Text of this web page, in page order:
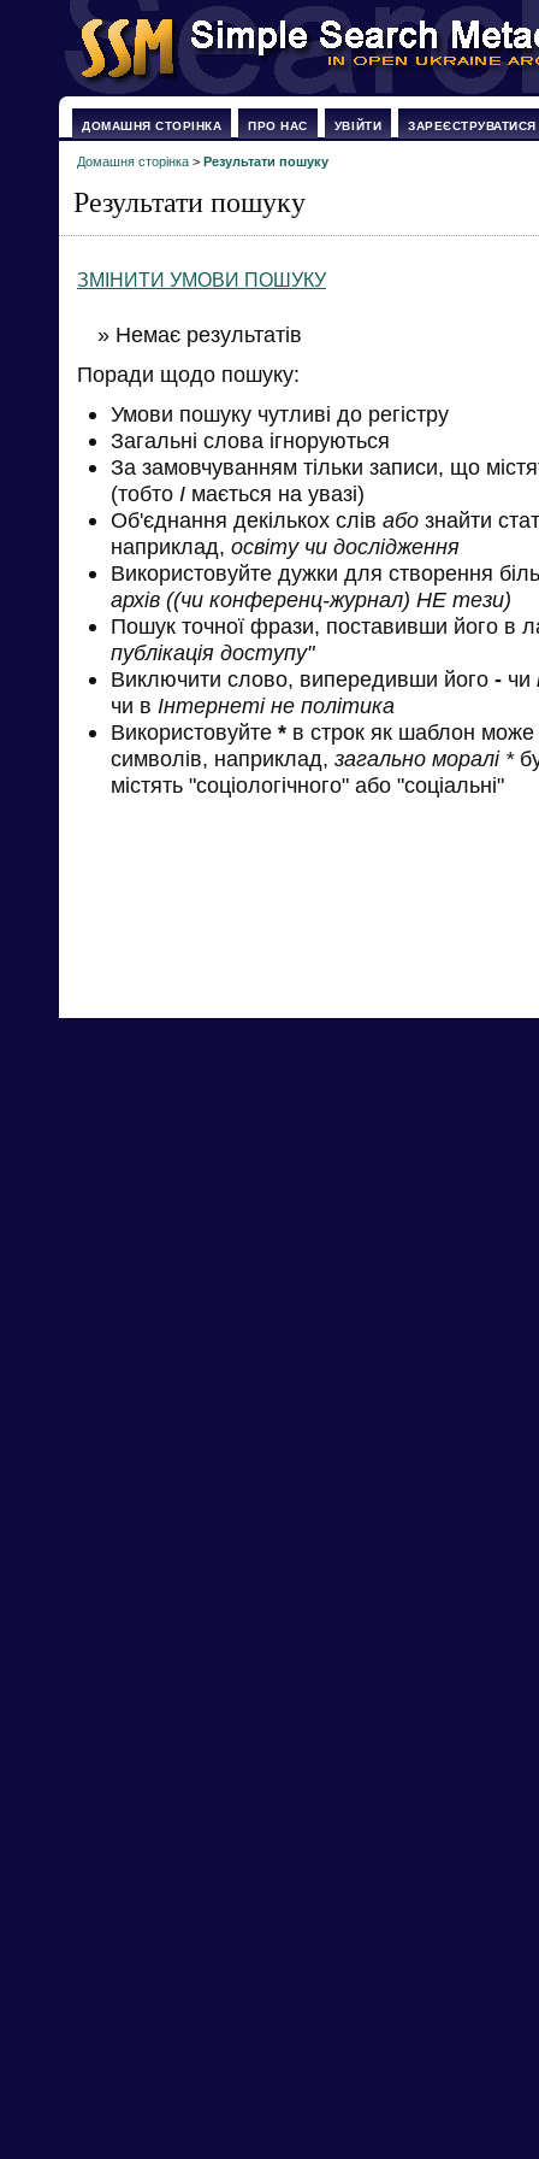
ДОМАШНЯ СТОРІНКА ПРО НАС УВІЙТИ ЗАРЕЄСТРУВАТИСЯ
Домашня сторінка > Результати пошуку
Результати пошуку
ЗМІНИТИ УМОВИ ПОШУКУ
» Немає результатів
Поради щодо пошуку:
Умови пошуку чутливі до регістру
Загальні слова ігноруються
За замовчуванням тільки записи, що
(тобто І мається на увазі)
Об'єднання декількох слів або знайти
наприклад, освіту чи дослідження
Використовуйте дужки для створення
архів ((чи конференц-журнал) НЕ тези)
Пошук точної фрази, поставивши його в
публікація доступу"
Виключити слово, випередивши його - чи
чи в Інтернеті не політика
Використовуйте * в строк як шаблон може
символів, наприклад, загально моралі *
містять "соціологічного" або "соціальні"